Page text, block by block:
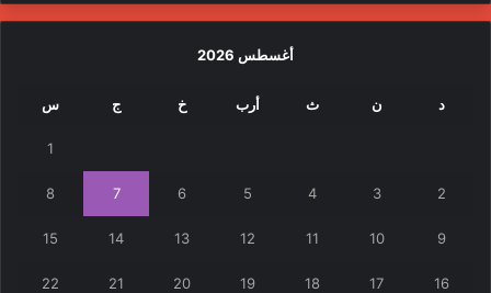
أغسطس 2026
د ن ث أرب خ ج س
1
2
3
4
5
6
7
8
9
10
11
12
13
14
15
16
17
18
19
20
21
22